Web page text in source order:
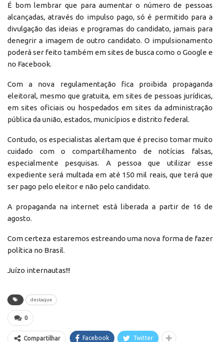
É bom lembrar que para aumentar o número de pessoas
alcançadas, através do impulso pago, só é permitido para a
divulgação das ideias e programas do candidato, jamais para
denegrir a imagem de outro candidato. O impulsionamento
poderá ser feito também em sites de busca como o Google e
no Facebook.
Com a nova regulamentação fica proibida propaganda
eleitoral, mesmo que gratuita, em sites de pessoas jurídicas,
em sites oficiais ou hospedados em sites da administração
pública da união, estados, municípios e distrito federal.
Contudo, os especialistas alertam que é preciso tomar muito
cuidado com o compartilhamento de notícias falsas,
especialmente pesquisas. A pessoa que utilizar esse
expediente será multada em até 150 mil reais, que terá que
ser pago pelo eleitor e não pelo candidato.
A propaganda na internet está liberada a partir de 16 de
agosto.
Com certeza estaremos estreando uma nova forma de fazer
política no Brasil.
Juízo internautas!!!
destaque
0
Compartilhar Facebook Twitter